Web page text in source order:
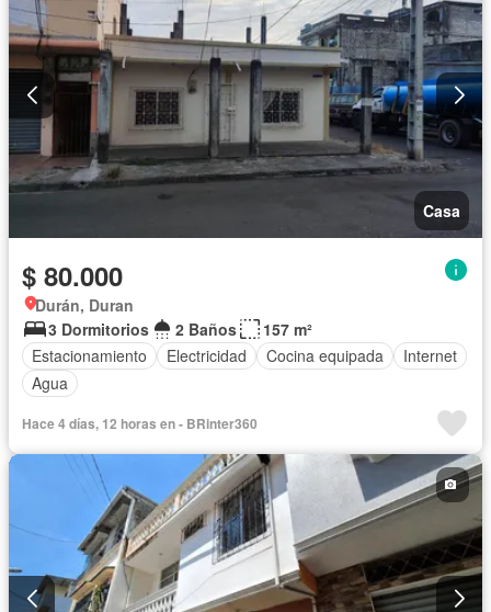
Casa
$ 80.000
Durán, Duran
3 Dormitorios
2 Baños
157 m²
Estacionamiento
Electricidad Cocina equipada
Internet
Agua
Hace 4 días, 12 horas en - BRinter360